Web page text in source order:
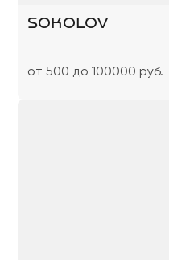
SOKOLOV
от 500 до 100000 руб.